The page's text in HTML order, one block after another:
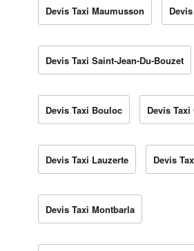
Devis Taxi Maumusson
Devis Taxi Saint-Jean-Du-Bouzet
Devis Taxi Bouloc Devis Taxi
Devis Taxi Lauzerte Devis
Devis Taxi Montbarla